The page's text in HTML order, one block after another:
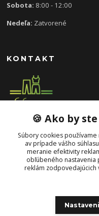
Sobota: 8:00 - 12:00
Nedeľa: Zatvorené
KONTAKT
0907 613 939
🍪 Ako by
Súbory cookies
av prípade vášho
meranie efektivity
obľúbeného nastavenia
reklám zodpovedajúcich